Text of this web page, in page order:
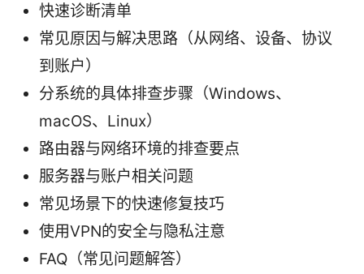
快速诊断清单
常见原因与解决思路（从网络、设备、协议
到账户）
分系统的具体排查步骤（Windows、
macOS、Linux）
路由器与网络环境的排查要点
服务器与账户相关问题
常见场景下的快速修复技巧
使用VPN的安全与隐私注意
FAQ（常见问题解答）